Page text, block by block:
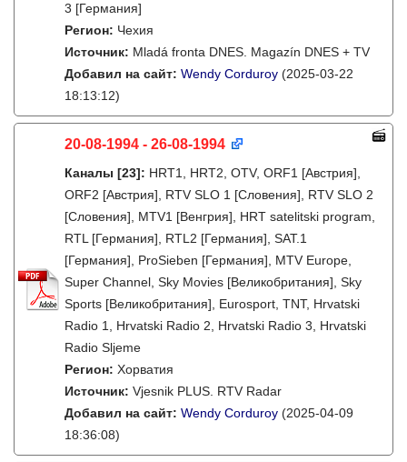
3 [Германия]
Регион: Чехия
Источник: Mladá fronta DNES. Magazín DNES + TV
Добавил на сайт: Wendy Corduroy (2025-03-22
18:13:12)
20-08-1994 - 26-08-1994
Каналы [23]: HRT1, HRT2, OTV, ORF1 [Австрия],
ORF2 [Австрия], RTV SLO 1 [Словения], RTV SLO 2
[Словения], MTV1 [Венгрия], HRT satelitski program,
RTL [Германия], RTL2 [Германия], SAT.1
[Германия], ProSieben [Германия], MTV Europe,
Super Channel, Sky Movies [Великобритания], Sky
Sports [Великобритания], Eurosport, TNT, Hrvatski
Radio 1, Hrvatski Radio 2, Hrvatski Radio 3, Hrvatski
Radio Sljeme
Регион: Хорватия
Источник: Vjesnik PLUS. RTV Radar
Добавил на сайт: Wendy Corduroy (2025-04-09
18:36:08)